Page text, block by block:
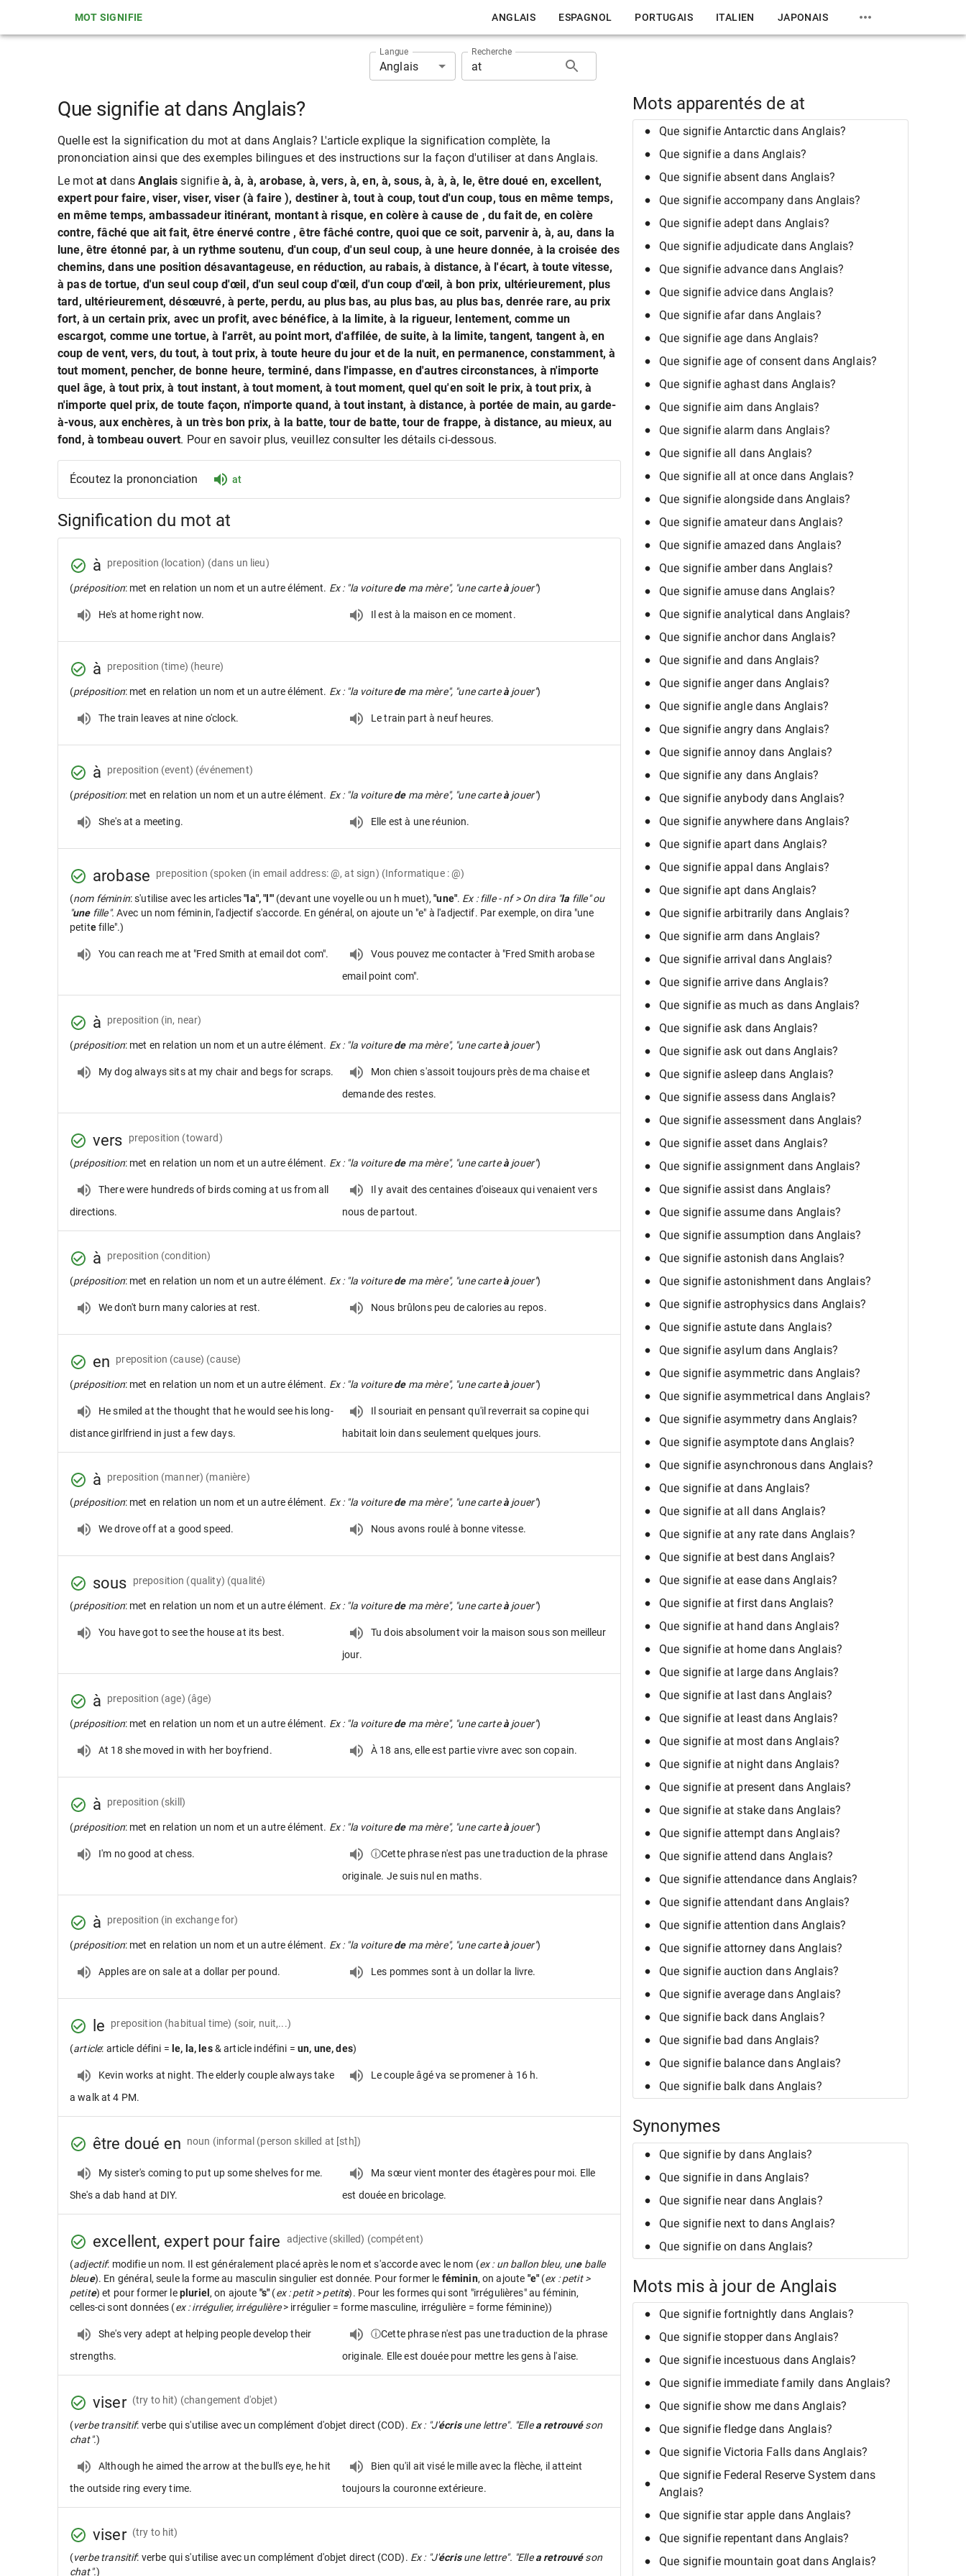
MOT SIGNIFIE ANGLAIS ESPAGNOL PORTUGAIS ITALIEN JAPONAIS
Langue
Anglais
Recherche
Que signifie at dans Anglais?
Quelle est la signification du mot at dans Anglais? L'article explique la signification complète, la
prononciation ainsi que des exemples bilingues et des instructions sur la façon d'utiliser at dans Anglais.
Le motat dansAnglais signifie à, à, à, arobase, à, vers, à, en, à, sous, à, à, à, le, être doué en, excellent,
expert pour faire, viser, viser, viser (à faire ), destiner à, tout à coup, tout d'un coup, tous en même temps,
en même temps, ambassadeur itinérant, montant à risque, en colère à cause de , du fait de, en colère
contre, fâché que ait fait, être énervé contre , être fâché contre, quoi que ce soit, parvenir à, à, au, dans la
lune, être étonné par, à un rythme soutenu, d'un coup, d'un seul coup, à une heure donnée, à la croisée des
chemins, dans une position désavantageuse, en réduction, au rabais, à distance, à l'écart, à toute vitesse,
à pas de tortue, d'un seul coup d'œil, d'un seul coup d'œil, d'un coup d'œil, à bon prix, ultérieurement, plus
tard, ultérieurement, désœuvré, à perte, perdu, au plus bas, au plus bas, au plus bas, denrée rare, au prix
fort, à un certain prix, avec un profit, avec bénéfice, à la limite, à la rigueur, lentement, comme un
escargot, comme une tortue, à l'arrêt, au point mort, d'affilée, de suite, à la limite, tangent, tangent à, en
coup de vent, vers, du tout, à tout prix, à toute heure du jour et de la nuit, en permanence, constamment, à
tout moment, pencher, de bonne heure, terminé, dans l'impasse, en d'autres circonstances, à n'importe
quel âge, à tout prix, à tout instant, à tout moment, à tout moment, quel qu'en soit le prix, à tout prix, à
n'importe quel prix, de toute façon, n'importe quand, à tout instant, à distance, à portée de main, au garde-
à-vous, aux enchères, à un très bon prix, à la batte, tour de batte, tour de frappe, à distance, au mieux, au
fond, à tombeau ouvert. Pour en savoir plus, veuillez consulter les détails ci-dessous.
Écoutez la prononciation at
Signification du mot at
à preposition (location) (dans un lieu)
(préposition: met en relation un nom et un autre élément. Ex : "la voituredema mère", "une carteà jouer")
He's at home right now. Il est à la maison en ce moment.
à preposition (time) (heure)
(préposition: met en relation un nom et un autre élément. Ex : "la voituredema mère", "une carteà jouer")
The train leaves at nine o'clock. Le train part à neuf heures.
à preposition (event) (événement)
(préposition: met en relation un nom et un autre élément. Ex : "la voituredema mère", "une carteà jouer")
She's at a meeting. Elle est à une réunion.
arobase preposition (spoken (in email address: @, at sign) (Informatique : @)
(nom féminin: s'utilise avec les articles"la", "l'" (devant une voyelle ou un h muet),"une". Ex : fille - nf > On dira "la fille" ou
"unefille". Avec un nom féminin, l'adjectif s'accorde. En général, on ajoute un "e" à l'adjectif. Par exemple, on dira "une
petitefille".)
You can reach me at "Fred Smith at email dot com".
Vous pouvez me contacter à "Fred Smith arobase
email point com".
à preposition (in, near)
(préposition: met en relation un nom et un autre élément. Ex : "la voituredema mère", "une carteà jouer")
My dog always sits at my chair and begs for scraps.
Mon chien s'assoit toujours près de ma chaise et
demande des restes.
vers preposition (toward)
(préposition: met en relation un nom et un autre élément. Ex : "la voituredema mère", "une carteà jouer")
There were hundreds of birds coming at us from all
directions.
Il y avait des centaines d'oiseaux qui venaient vers
nous de partout.
à preposition (condition)
(préposition: met en relation un nom et un autre élément. Ex : "la voituredema mère", "une carteà jouer")
We don't burn many calories at rest. Nous brûlons peu de calories au repos.
en preposition (cause) (cause)
(préposition: met en relation un nom et un autre élément. Ex : "la voituredema mère", "une carteà jouer")
He smiled at the thought that he would see his long-
distance girlfriend in just a few days.
Il souriait en pensant qu'il reverrait sa copine qui
habitait loin dans seulement quelques jours.
à preposition (manner) (manière)
(préposition: met en relation un nom et un autre élément. Ex : "la voituredema mère", "une carteà jouer")
We drove off at a good speed. Nous avons roulé à bonne vitesse.
sous preposition (quality) (qualité)
(préposition: met en relation un nom et un autre élément. Ex : "la voituredema mère", "une carteà jouer")
You have got to see the house at its best.
Tu dois absolument voir la maison sous son meilleur
jour.
à preposition (age) (âge)
(préposition: met en relation un nom et un autre élément. Ex : "la voituredema mère", "une carteà jouer")
At 18 she moved in with her boyfriend. À 18 ans, elle est partie vivre avec son copain.
à preposition (skill)
(préposition: met en relation un nom et un autre élément. Ex : "la voituredema mère", "une carteà jouer")
I'm no good at chess.
ⓘCette phrase n'est pas une traduction de la phrase
originale. Je suis nul en maths.
à preposition (in exchange for)
(préposition: met en relation un nom et un autre élément. Ex : "la voituredema mère", "une carteà jouer")
Apples are on sale at a dollar per pound. Les pommes sont à un dollar la livre.
le preposition (habitual time) (soir, nuit,...)
(article: article défini = le, la, les& article indéfini =un, une, des)
Kevin works at night. The elderly couple always take
a walk at 4 PM.
Le couple âgé va se promener à 16 h.
être doué en noun (informal (person skilled at [sth])
My sister's coming to put up some shelves for me.
She's a dab hand at DIY.
Ma sœur vient monter des étagères pour moi. Elle
est douée en bricolage.
excellent, expert pour faire adjective (skilled) (compétent)
(adjectif: modifie un nom. Il est généralement placé après le nom et s'accorde avec le nom (ex : un ballon bleu, uneballe
bleue). En général, seule la forme au masculin singulier est donnée. Pour former le féminin, on ajoute "e"(ex : petit >
petite) et pour former lepluriel , on ajoute "s" (ex : petit > petits). Pour les formes qui sont "irrégulières" au féminin,
celles-ci sont données (ex : irrégulier, irrégulière> irrégulier = forme masculine, irrégulière = forme féminine))
She's very adept at helping people develop their
strengths.
ⓘCette phrase n'est pas une traduction de la phrase
originale. Elle est douée pour mettre les gens à l'aise.
viser (try to hit) (changement d'objet)
(verbe transitif: verbe qui s'utilise avec un complément d'objet direct (COD). Ex : "J'écrisune lettre". "Ellea retrouvéson
chat".)
Although he aimed the arrow at the bull's eye, he hit
the outside ring every time.
Bien qu'il ait visé le mille avec la flèche, il atteint
toujours la couronne extérieure.
viser (try to hit)
(verbe transitif: verbe qui s'utilise avec un complément d'objet direct (COD). Ex : "J'écrisune lettre". "Ellea retrouvéson
chat".)
Mots apparentés de at
Que signifie Antarctic dans Anglais?
Que signifie a dans Anglais?
Que signifie absent dans Anglais?
Que signifie accompany dans Anglais?
Que signifie adept dans Anglais?
Que signifie adjudicate dans Anglais?
Que signifie advance dans Anglais?
Que signifie advice dans Anglais?
Que signifie afar dans Anglais?
Que signifie age dans Anglais?
Que signifie age of consent dans Anglais?
Que signifie aghast dans Anglais?
Que signifie aim dans Anglais?
Que signifie alarm dans Anglais?
Que signifie all dans Anglais?
Que signifie all at once dans Anglais?
Que signifie alongside dans Anglais?
Que signifie amateur dans Anglais?
Que signifie amazed dans Anglais?
Que signifie amber dans Anglais?
Que signifie amuse dans Anglais?
Que signifie analytical dans Anglais?
Que signifie anchor dans Anglais?
Que signifie and dans Anglais?
Que signifie anger dans Anglais?
Que signifie angle dans Anglais?
Que signifie angry dans Anglais?
Que signifie annoy dans Anglais?
Que signifie any dans Anglais?
Que signifie anybody dans Anglais?
Que signifie anywhere dans Anglais?
Que signifie apart dans Anglais?
Que signifie appal dans Anglais?
Que signifie apt dans Anglais?
Que signifie arbitrarily dans Anglais?
Que signifie arm dans Anglais?
Que signifie arrival dans Anglais?
Que signifie arrive dans Anglais?
Que signifie as much as dans Anglais?
Que signifie ask dans Anglais?
Que signifie ask out dans Anglais?
Que signifie asleep dans Anglais?
Que signifie assess dans Anglais?
Que signifie assessment dans Anglais?
Que signifie asset dans Anglais?
Que signifie assignment dans Anglais?
Que signifie assist dans Anglais?
Que signifie assume dans Anglais?
Que signifie assumption dans Anglais?
Que signifie astonish dans Anglais?
Que signifie astonishment dans Anglais?
Que signifie astrophysics dans Anglais?
Que signifie astute dans Anglais?
Que signifie asylum dans Anglais?
Que signifie asymmetric dans Anglais?
Que signifie asymmetrical dans Anglais?
Que signifie asymmetry dans Anglais?
Que signifie asymptote dans Anglais?
Que signifie asynchronous dans Anglais?
Que signifie at dans Anglais?
Que signifie at all dans Anglais?
Que signifie at any rate dans Anglais?
Que signifie at best dans Anglais?
Que signifie at ease dans Anglais?
Que signifie at first dans Anglais?
Que signifie at hand dans Anglais?
Que signifie at home dans Anglais?
Que signifie at large dans Anglais?
Que signifie at last dans Anglais?
Que signifie at least dans Anglais?
Que signifie at most dans Anglais?
Que signifie at night dans Anglais?
Que signifie at present dans Anglais?
Que signifie at stake dans Anglais?
Que signifie attempt dans Anglais?
Que signifie attend dans Anglais?
Que signifie attendance dans Anglais?
Que signifie attendant dans Anglais?
Que signifie attention dans Anglais?
Que signifie attorney dans Anglais?
Que signifie auction dans Anglais?
Que signifie average dans Anglais?
Que signifie back dans Anglais?
Que signifie bad dans Anglais?
Que signifie balance dans Anglais?
Que signifie balk dans Anglais?
Synonymes
Que signifie by dans Anglais?
Que signifie in dans Anglais?
Que signifie near dans Anglais?
Que signifie next to dans Anglais?
Que signifie on dans Anglais?
Mots mis à jour de Anglais
Que signifie fortnightly dans Anglais?
Que signifie stopper dans Anglais?
Que signifie incestuous dans Anglais?
Que signifie immediate family dans Anglais?
Que signifie show me dans Anglais?
Que signifie fledge dans Anglais?
Que signifie Victoria Falls dans Anglais?
Que signifie Federal Reserve System dans
Anglais?
Que signifie star apple dans Anglais?
Que signifie repentant dans Anglais?
Que signifie mountain goat dans Anglais?